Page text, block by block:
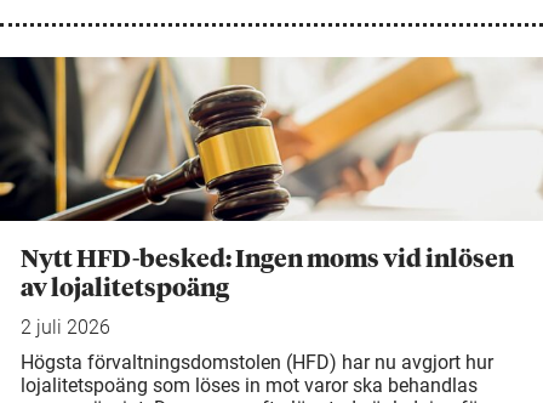
Nytt HFD-besked: Ingen moms vid inlösen
av lojalitetspoäng
2 juli 2026
Högsta förvaltningsdomstolen (HFD) har nu avgjort hur
lojalitetspoäng som löses in mot varor ska behandlas